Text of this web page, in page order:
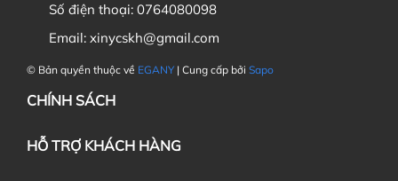
Số điện thoại: 0764080098
Email: xinycskh@gmail.com
© Bản quyền thuộc về EGANY | Cung cấp bởi Sapo
CHÍNH SÁCH
HỖ TRỢ KHÁCH HÀNG